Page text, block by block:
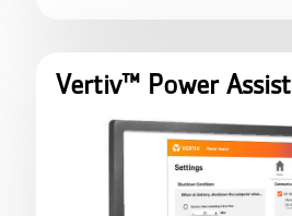
Vertiv™ Power Assist